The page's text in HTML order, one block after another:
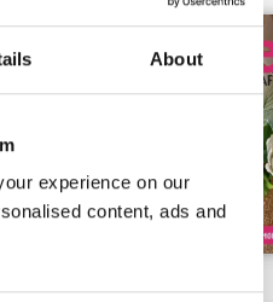
About
experience on our
content, ads and